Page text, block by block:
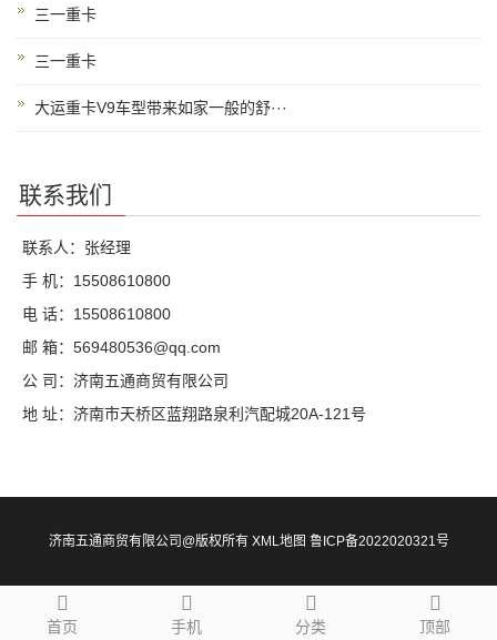
三一重卡
三一重卡
大运重卡V9车型带来如家一般的舒···
联系我们
联系人：张经理
手 机：15508610800
电 话：15508610800
邮 箱：569480536@qq.com
公 司：济南五通商贸有限公司
地 址：济南市天桥区蓝翔路泉利汽配城20A-121号
首页 手机 分类 顶部
济南五通商贸有限公司@版权所有 XML地图 鲁ICP备2022020321号